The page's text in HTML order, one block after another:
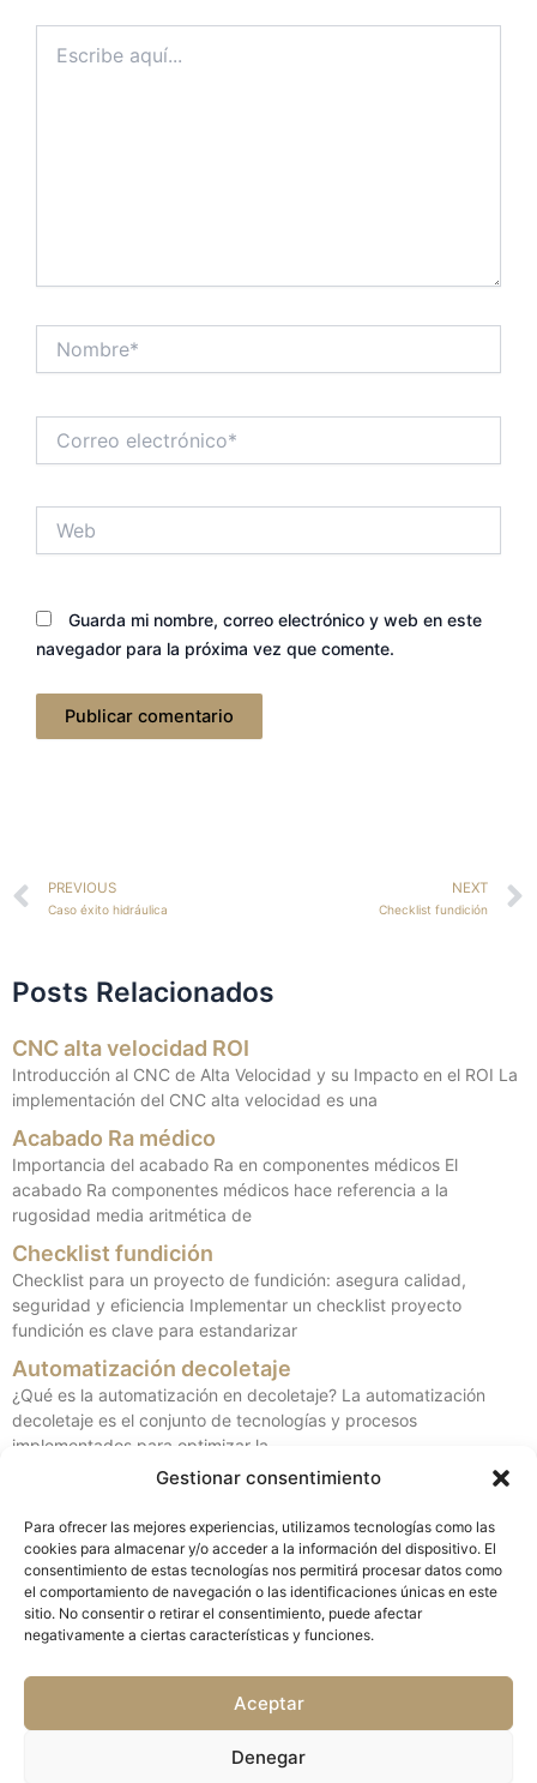
Gestionar consentimiento
Para ofrecer las mejores experiencias, utilizamos tecnologías como las
cookies para almacenar y/o acceder a la información del dispositivo. El
consentimiento de estas tecnologías nos permitirá procesar datos como
el comportamiento de navegación o las identificaciones únicas en este
sitio. No consentir o retirar el consentimiento, puede afectar
negativamente a ciertas características y funciones.
Aceptar
Denegar
aquí...
electrónico*
Guarda mi nombre, correo electrónico y web en este
navegador para la próxima vez que comente.
Ant
PREVIOUS
Caso éxito hidráulica
NEXT
Checklist fundición
Posts Relacionados
CNC alta velocidad ROI
Introducción al CNC de Alta Velocidad y su Impacto en el ROI La
implementación del CNC alta velocidad es una
Acabado Ra médico
Importancia del acabado Ra en componentes médicos El
acabado Ra componentes médicos hace referencia a la
rugosidad media aritmética de
Checklist fundición
Checklist para un proyecto de fundición: asegura calidad,
seguridad y eficiencia Implementar un checklist proyecto
fundición es clave para estandarizar
Automatización decoletaje
¿Qué es la automatización en decoletaje? La automatización
decoletaje es el conjunto de tecnologías y procesos
implementados para optimizar la
Mecanizado Inconel/Titanio
mecanizado de Inconel y titanio implica un conocimiento
profundo de sus
Política de Cookies